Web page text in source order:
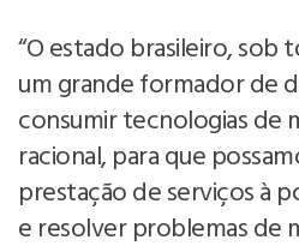
“O estado brasileiro, sob
um grande formador de
consumir tecnologias de
racional, para que
prestação de serviços à
e resolver problemas de